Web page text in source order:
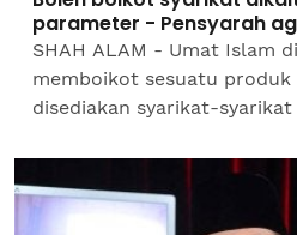
parameter - Pensyarah
SHAH ALAM - Umat Islam
memboikot sesuatu
disediakan syarikat-
emosi semata-mata...